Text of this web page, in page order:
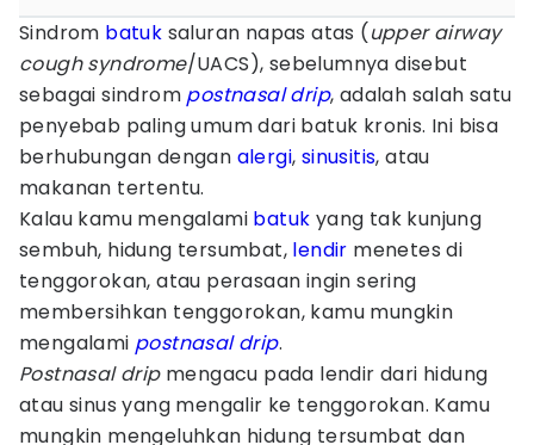
Sindrom batuk saluran napas atas (upper airway
cough syndrome/UACS), sebelumnya disebut
sebagai sindrom postnasal drip, adalah salah satu
penyebab paling umum dari batuk kronis. Ini bisa
berhubungan dengan alergi, sinusitis, atau
makanan tertentu.
Kalau kamu mengalami batuk yang tak kunjung
sembuh, hidung tersumbat, lendir menetes di
tenggorokan, atau perasaan ingin sering
membersihkan tenggorokan, kamu mungkin
mengalami postnasal drip.
Postnasal dripmengacu pada lendir dari hidung
atau sinus yang mengalir ke tenggorokan. Kamu
mungkin mengeluhkan hidung tersumbat dan